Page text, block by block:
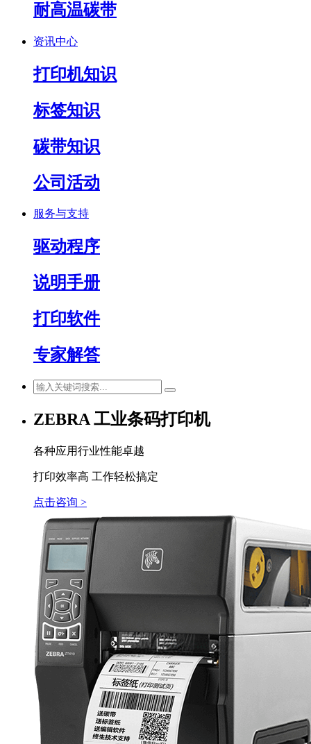
耐高温碳带
资讯中心
打印机知识
标签知识
碳带知识
公司活动
服务与支持
驱动程序
说明手册
打印软件
专家解答
ZEBRA 工业条码打印机
各种应用行业性能卓越
打印效率高 工作轻松搞定
点击咨询 >